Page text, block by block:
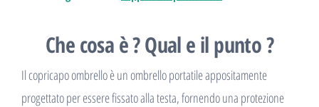
Che cosa è ? Qual e il punto ?
Il copricapo ombrello è un ombrello portatile appositamente
progettato per essere fissato alla testa, fornendo una protezione